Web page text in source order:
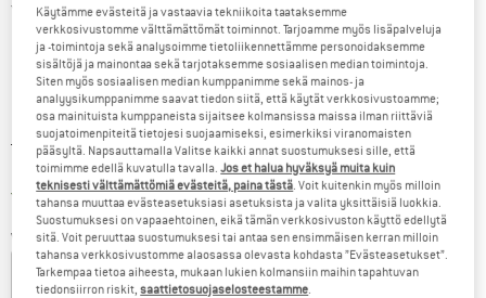
Yksityiskohtaiset tiedot
Alkuperäinen hinta :
124,95€
Hinta:
112,46€ sis. alv
Ilman lähetyskuluja(FI)Suomi. Tietoa lähetyskuluista.
Väri:Sand
Käytämme evästeitä ja vastaavia tekniikoita taataksemme
verkkosivustomme välttämättömät toiminnot. Tarjoamme myös lisäpalveluja
ja -toimintoja sekä analysoimme tietoliikennettämme personoidaksemme
sisältöjä ja mainontaa sekä tarjotaksemme sosiaalisen median toimintoja.
Siten myös sosiaalisen median kumppanimme sekä mainos- ja
analyysikumppanimme saavat tiedon siitä, että käytät verkkosivustoamme;
osa mainituista kumppaneista sijaitsee kolmansissa maissa ilman riittäviä
suojatoimenpiteitä tietojesi suojaamiseksi, esimerkiksi viranomaisten
pääsyltä. Napsauttamalla Valitse kaikki annat suostumuksesi sille, että
toimimme edellä kuvatulla tavalla.Jos et halua hyväksyä muita kuin
teknisesti välttämättömiä evästeitä, paina tästä. Voit kuitenkin myös milloin
tahansa muuttaa evästeasetuksiasi asetuksista ja valita yksittäisiä luokkia.
Suostumuksesi on vapaaehtoinen, eikä tämän verkkosivuston käyttö edellytä
sitä. Voit peruuttaa suostumuksesi tai antaa sen ensimmäisen kerran milloin
tahansa verkkosivustomme alaosassa olevasta kohdasta ”Evästeasetukset”.
Tarkempaa tietoa aiheesta, mukaan lukien kolmansiin maihin tapahtuvan
tiedonsiirron riskit,saattietosuojaselosteestamme.